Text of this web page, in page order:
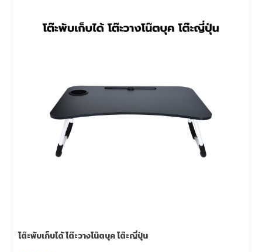
โต๊ะพับเก็บได้ โต๊ะวางโน๊ตบุค โต๊ะญี่ปุ่น